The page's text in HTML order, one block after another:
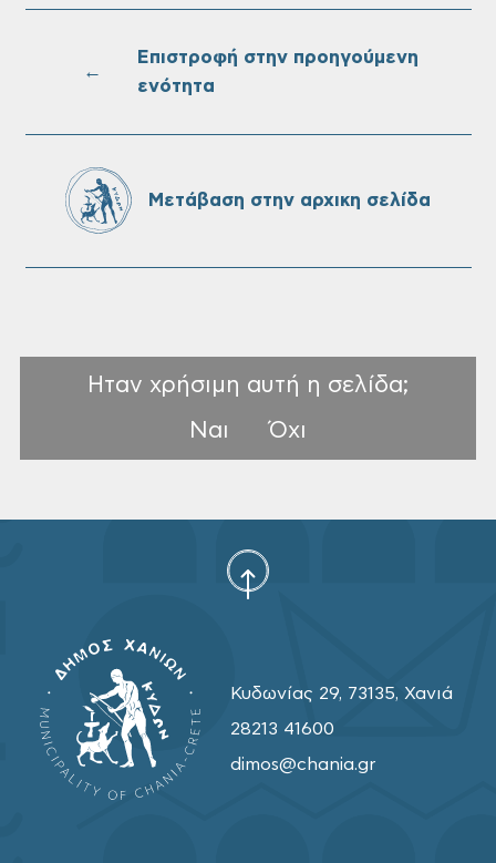
Τακτική συνεδρίαση Δημοτικής Επιτροπής
←
Επιστροφή στην προηγούμενη
ενότητα
Μετάβαση στην αρχικη σελίδα
Ηταν χρήσιμη αυτή η σελίδα;
Ναι
Όχι
Κυδωνίας 29, 73135, Χανιά
28213 41600
dimos@chania.gr